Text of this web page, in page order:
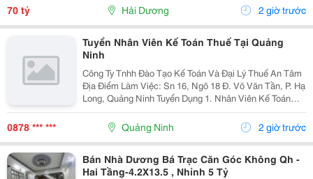
70 tỷ Hải Dương 2 giờ trước
Tuyển Nhân Viên Kế Toán Thuế Tại Quảng
Ninh
Công Ty Tnhh Đào Tạo Kế Toán Và Đại Lý Thuế An Tâm
Địa Điểm Làm Việc: Sn 16, Ngõ 18 Đ. Võ Văn Tần, P. Hạ
Long, Quảng Ninh Tuyển Dụng 1. Nhân Viên Kế Toán
Thuế : 05 Mô Tả Công Việc: &Bull; Thực Hiện Các Công
Việc Liên Quan Đến Kế Toán Thuế...
0878 *** *** Quảng Ninh 2 giờ trước
Bán Nhà Dương Bá Trạc Căn Góc Không Qh -
Hai Tầng-4.2X13.5 , Nhỉnh 5 Tỷ